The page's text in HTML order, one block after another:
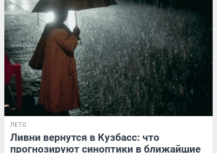
ЛЕТО
Ливни вернутся в Кузбасс: что
прогнозируют синоптики в ближайшие